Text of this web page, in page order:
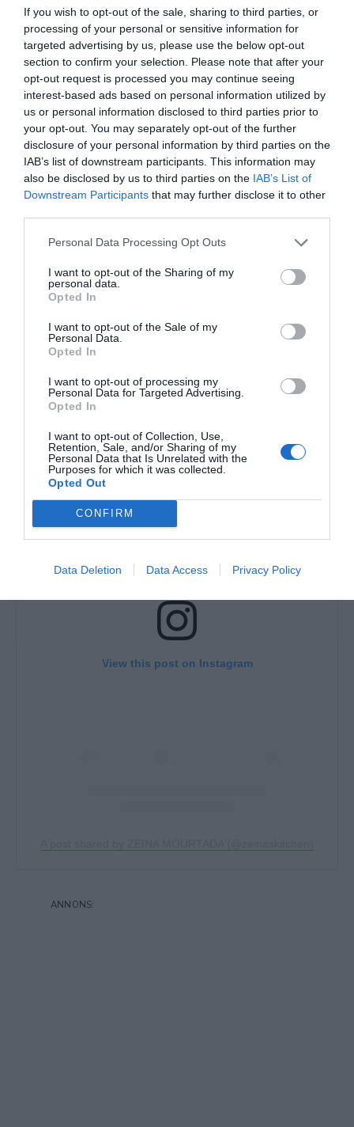
If you wish to opt-out of the sale, sharing to third parties, or
processing of your personal or sensitive information for
targeted advertising by us, please use the below opt-out
section to confirm your selection. Please note that after your
opt-out request is processed you may continue seeing
interest-based ads based on personal information utilized by
us or personal information disclosed to third parties prior to
your opt-out. You may separately opt-out of the further
disclosure of your personal information by third parties on the
IAB’s list of downstream participants. This information may
also be disclosed by us to third parties on the IAB’s List of
Downstream Participants that may further disclose it to other
Personal Data Processing Opt Outs
I want to opt-out of the Sharing of my
personal data.
Opted In
I want to opt-out of the Sale of my
Personal Data.
Opted In
I want to opt-out of processing my
Personal Data for Targeted Advertising.
Opted In
I want to opt-out of Collection, Use,
Retention, Sale, and/or Sharing of my
Personal Data that Is Unrelated with the
Purposes for which it was collected.
Opted Out
CONFIRM
Data Deletion Data Access Privacy Policy
Gör såhär:
Hacka tomat, paprika, 2 lök (spara 1 lök till senare), chili
grovt. Lägg i en mixer med vitlök och mixa fint. Tillsätt
riven ingefära och mixa några varv till. Hetta upp lite olja i
en gryta med höga kanter. Reducera tomatsåsen och låt
puttra på medelvärme utan grytlock. Låt det mesta av
vätskan koka bort tills du har en tjock tomatsås, det tar
ca 30-45 min. Rör om med jämna mellanrum.
Hacka köttet i bitar och stek i olja tills köttet får en
den får färg. Tillsätt tomatpuré, curry, timjan och stek lite
till. Vänd i den reducerade tomatsåsen och köttet. Ha i
lagerblad, buljong, vatten, smaka av med salt och peppar.
1,5 h. Om grytan känns för tjock kan du späda ut den med
lite vatten. Om den känns för vattning kan du låta den
koka utan lock. Servera med ris och eventuellt friterad
matbanan.
View this post on Instagram